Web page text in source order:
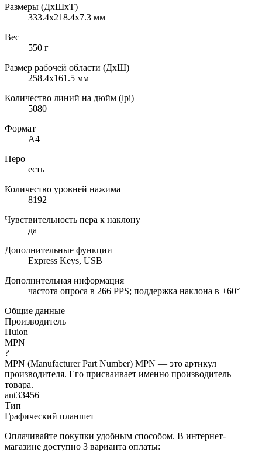
Размеры (ДxШxТ)
333.4x218.4x7.3 мм
Вес
550 г
Размер рабочей области (ДxШ)
258.4x161.5 мм
Количество линий на дюйм (lpi)
5080
Формат
A4
Перо
есть
Количество уровней нажима
8192
Чувствительность пера к наклону
да
Дополнительные функции
Express Keys, USB
Дополнительная информация
частота опроса в 266 PPS; поддержка наклона в ±60°
Общие данные
Производитель
Huion
MPN
?
MPN (Manufacturer Part Number) MPN — это артикул
производителя. Его присваивает именно производитель
товара.
ant33456
Тип
Графический планшет
Оплачивайте покупки удобным способом. В интернет-
магазине доступно 3 варианта оплаты: